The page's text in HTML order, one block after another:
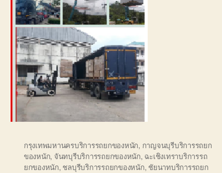
กรุงเทพมหานครบริการรถยกของหนัก, กาญจนบุรีบริการรถยก
ของหนัก, จันทบุรีบริการรถยกของหนัก, ฉะเชิงเทราบริการรถ
ยกของหนัก, ชลบุรีบริการรถยกของหนัก, ชัยนาทบริการรถยก